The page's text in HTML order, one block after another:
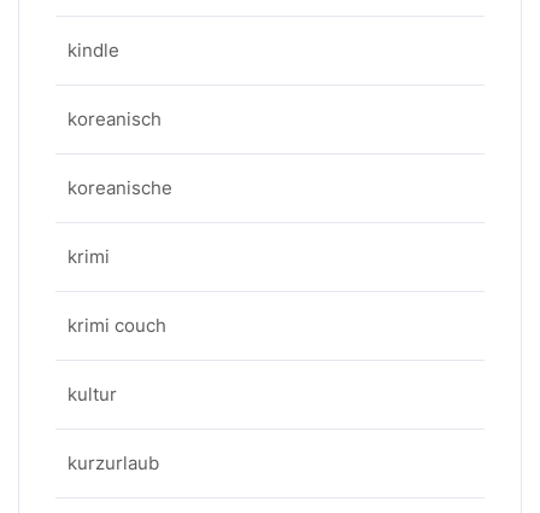
kindle
koreanisch
koreanische
krimi
krimi couch
kultur
kurzurlaub